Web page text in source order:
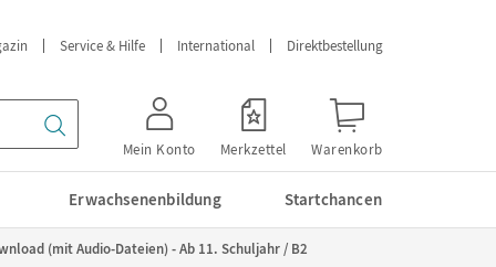
Service & Hilfe International Direktbestellung
Mein Konto Merkzettel Warenkorb
Erwachsenenbildung Startchancen
(mit Audio-Dateien) - Ab 11. Schuljahr / B2